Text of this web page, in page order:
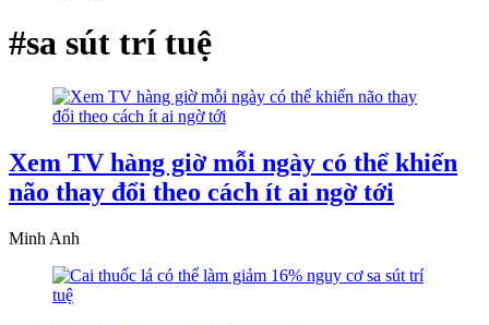
#sa sút trí tuệ
Xem TV hàng giờ mỗi ngày có thể khiến
não thay đổi theo cách ít ai ngờ tới
Minh Anh